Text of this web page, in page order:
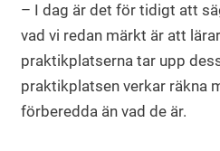
– I dag är det för tidigt att
vad vi redan märkt är att
praktikplatserna tar upp
praktikplatsen verkar räkna
förberedda än vad de är.